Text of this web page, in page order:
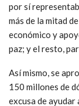
por sí
más de la mitad
económico y
paz; y el resto,
Así mismo, se
150 millones de
excusa de